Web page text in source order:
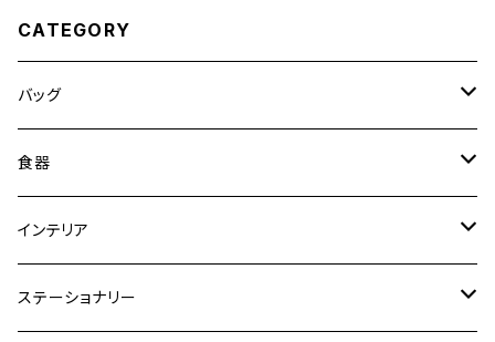
CATEGORY
バッグ
トートバッグ
ショルダーバッグ
ワンハンドルバッグ
食器
大皿
中皿
インテリア
花瓶・フラワーベース
ステーショナリー